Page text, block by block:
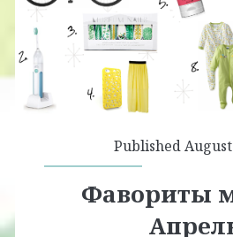
Published August
Фавориты